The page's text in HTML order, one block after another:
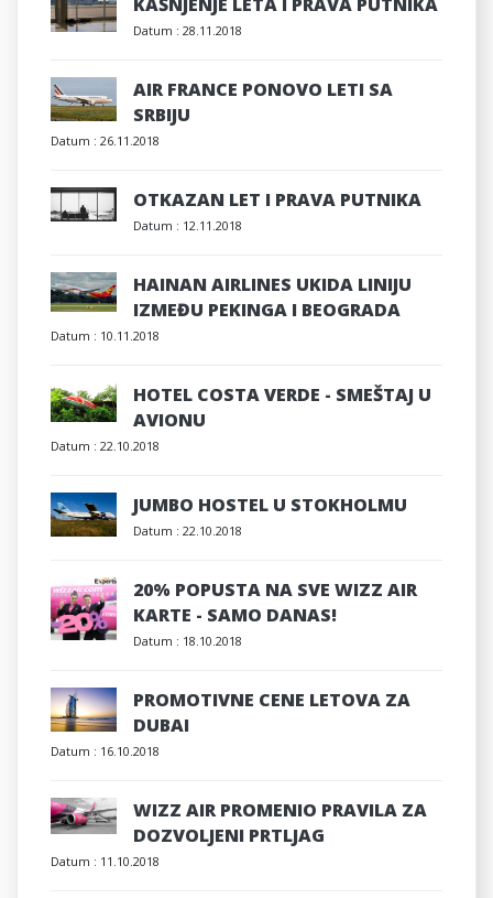
Datum : 28.11.2018
AIR FRANCE PONOVO LETI SA
SRBIJU
Datum : 26.11.2018
OTKAZAN LET I PRAVA PUTNIKA
Datum : 12.11.2018
HAINAN AIRLINES UKIDA LINIJU
IZMEĐU PEKINGA I BEOGRADA
Datum : 10.11.2018
HOTEL COSTA VERDE - SMEŠTAJ U
AVIONU
Datum : 22.10.2018
JUMBO HOSTEL U STOKHOLMU
Datum : 22.10.2018
20% POPUSTA NA SVE WIZZ AIR
KARTE - SAMO DANAS!
Datum : 18.10.2018
PROMOTIVNE CENE LETOVA ZA
DUBAI
Datum : 16.10.2018
WIZZ AIR PROMENIO PRAVILA ZA
DOZVOLJENI PRTLJAG
Datum : 11.10.2018